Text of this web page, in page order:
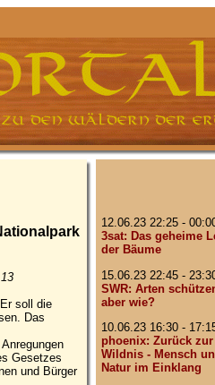
soll die
Das
Gesetzes
und Bürger
12.06.23 22:25 -
3sat: Das geheime
der Bäume
15.06.23 22:45 -
SWR: Arten
aber wie?
10.06.23 16:30 -
phoenix: Zurück zur
Wildnis - Mensch
Natur im Einklang